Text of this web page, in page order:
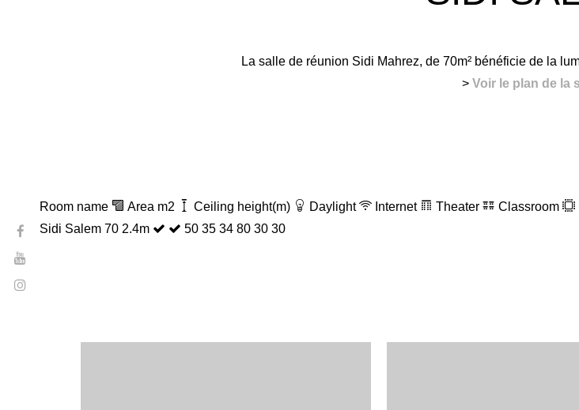
6
5
La salle de réunion Sidi Mahrez, de 70m² bénéficie de la
> Voir le plan de la
Room name Area m2 Ceiling height(m) Daylight Internet Theater Classroom
Sidi Salem70 2.4m 50 35 34 80 30 30